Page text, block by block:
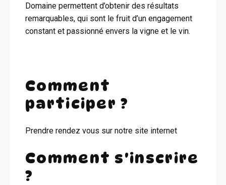
Domaine permettent d’obtenir des résultats
remarquables, qui sont le fruit d’un engagement
constant et passionné envers la vigne et le vin.
Comment
participer ?
Prendre rendez vous sur notre site internet
Comment s'inscrire
?